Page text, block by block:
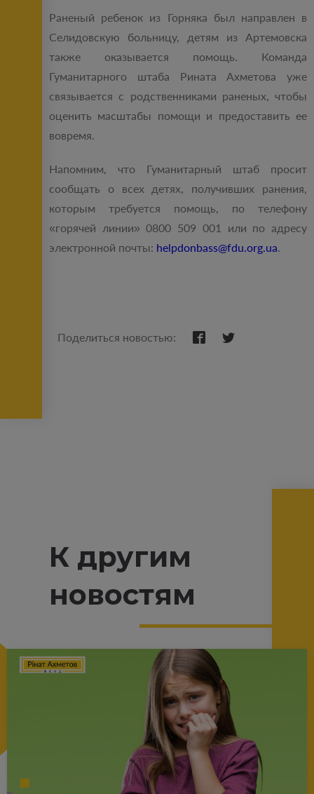
Раненый ребенок из Горняка был направлен в
Селидовскую больницу, детям из Артемовска
также оказывается помощь. Команда
Гуманитарного штаба Рината Ахметова уже
связывается с родственниками раненых, чтобы
оценить масштабы помощи и предоставить ее
вовремя.
Напомним, что Гуманитарный штаб просит
сообщать о всех детях, получивших ранения,
которым требуется помощь, по телефону
«горячей линии» 0800 509 001 или по адресу
электронной почты: helpdonbass@fdu.org.ua.
Поделиться новостью:
К другим
новостям